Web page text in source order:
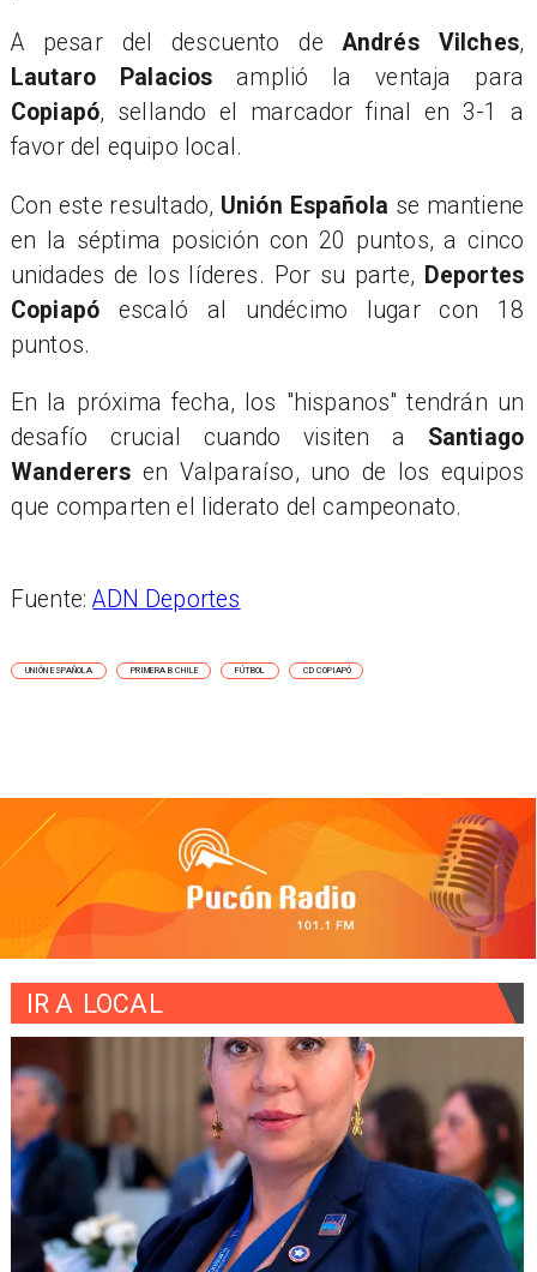
A pesar del descuento deAndrés Vilches,
Lautaro Palacios amplió la ventaja para
Copiapó, sellando el marcador final en 3-1 a
favor del equipo local.
Con este resultado, Unión Española se mantiene
en la séptima posición con 20 puntos, a cinco
unidades de los líderes. Por su parte, Deportes
Copiapó escaló al undécimo lugar con 18
puntos.
En la próxima fecha, los "hispanos" tendrán un
desafío crucial cuando visiten a Santiago
Wanderers en Valparaíso, uno de los equipos
que comparten el liderato del campeonato.
Fuente:ADN Deportes
UNIÓN ESPAÑOLA PRIMERA B CHILE FÚTBOL CD COPIAPÓ
IR A LOCAL